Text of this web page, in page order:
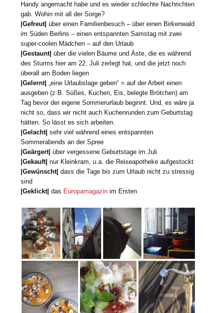
Handy angemacht habe und es wieder schlechte Nachrichten
gab. Wohin mit all der Sorge?
|Gefreut|über einen Familienbesuch – über einen Birkenwald
im Süden Berlins – einen entspannten Samstag mit zwei
super-coolen Mädchen – auf den Urlaub
|Gestaunt|über die vielen Bäume und Äste, die es während
des Sturms hier am 22. Juli zerlegt hat, und die jetzt noch
überall am Boden liegen
|Gelernt|„eine Urlaubslage geben“ = auf der Arbeit einen
ausgeben (z.B. Süßes, Kuchen, Eis, belegte Brötchen) am
Tag bevor der eigene Sommerurlaub beginnt. Und, es wäre ja
nicht so, dass wir nicht auch Kuchenrunden zum Geburtstag
hätten. So lässt es sich arbeiten.
|Gelacht|sehr viel während eines entspannten
Sommerabends an der Spree
|Geärgert|über vergessene Geburtstage im Juli
|Gekauft|nur Kleinkram, u.a. die Reiseapotheke aufgestockt
|Gewünscht|dass die Tage bis zum Urlaub nicht zu stressig
sind
|Geklickt|das Europamagazin im Ersten